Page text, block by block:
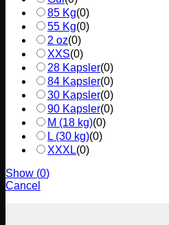
85 Kg(0)
55 Kg(0)
2 oz(0)
XXS(0)
28 Kapsler(0)
84 Kapsler(0)
30 Kapsler(0)
90 Kapsler(0)
M (18 kg)(0)
L (30 kg)(0)
XXXL(0)
Show (0)
Cancel